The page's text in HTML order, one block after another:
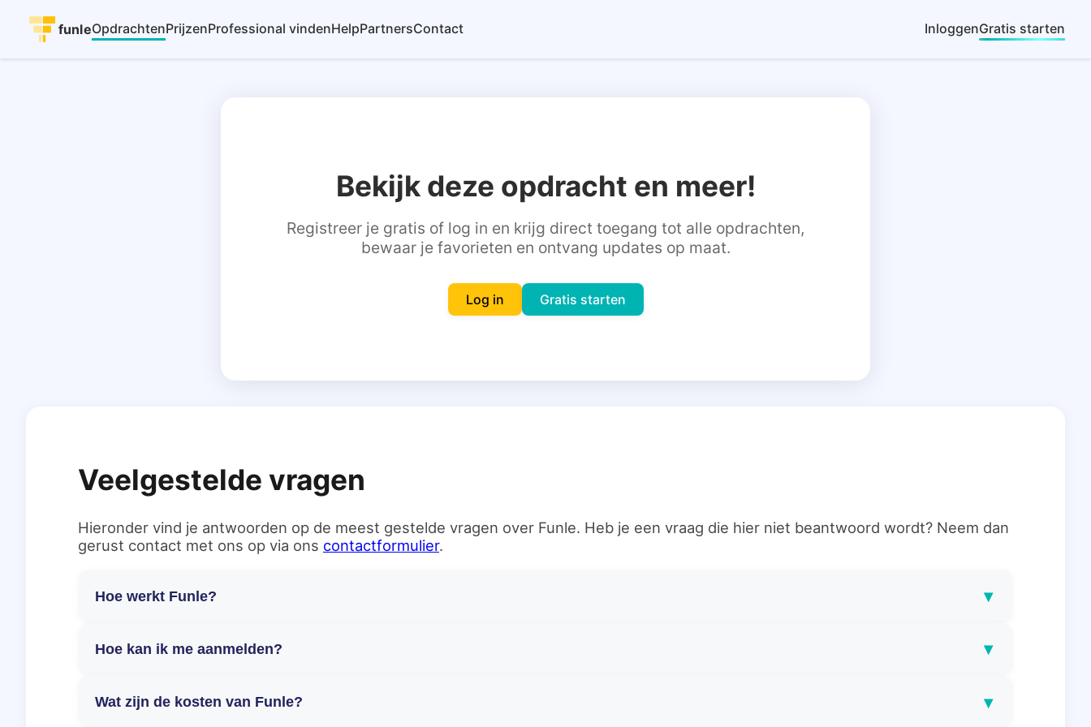
funleOpdrachtenPrijzenProfessional vindenHelpPartnersContact InloggenGratis starten
Bekijk deze opdracht en meer!
Registreer je gratis of log in en krijg direct toegang tot alle opdrachten,
bewaar je favorieten en ontvang updates op maat.
Log in Gratis starten
Veelgestelde vragen
Hieronder vind je antwoorden op de meest gestelde vragen over Funle. Heb je een vraag die hier niet beantwoord wordt? Neem dan
gerust contact met ons op via ons contactformulier.
Hoe werkt Funle? ▾
Hoe kan ik me aanmelden? ▾
Wat zijn de kosten van Funle? ▾